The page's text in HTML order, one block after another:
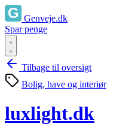
Genveje.dk
Spar penge
Tilbage til oversigt
Bolig, have og interiør
luxlight.dk